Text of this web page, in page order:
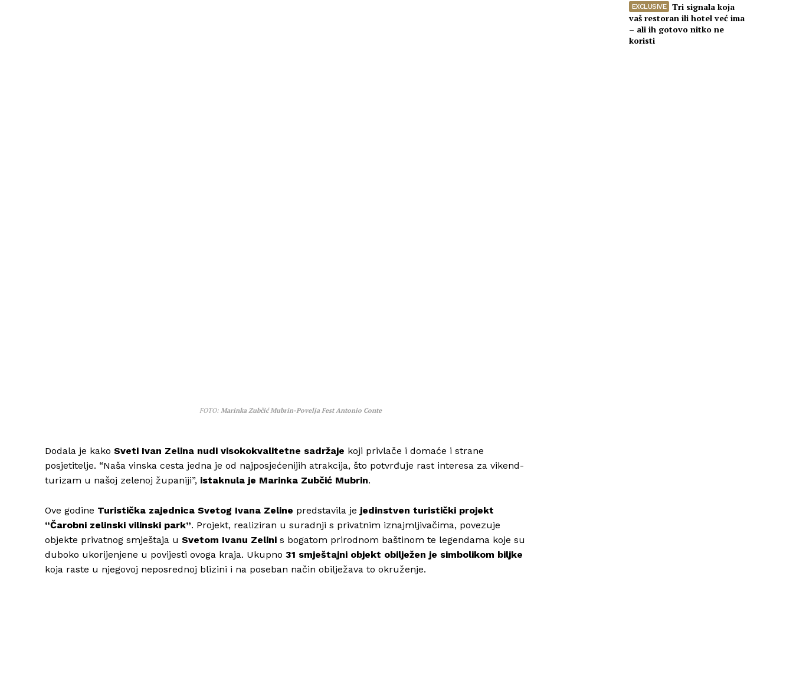
FOTO: Marinka Zubčić Mubrin-Povelja Fest Antonio Conte
Dodala je kako Sveti Ivan Zelina nudi visokokvalitetne sadržaje koji privlače i domaće i strane
posjetitelje. “Naša vinska cesta jedna je od najposjećenijih atrakcija, što potvrđuje rast interesa za vikend-
turizam u našoj zelenoj županiji”, istaknula je Marinka Zubčić Mubrin.
Ove godine Turistička zajednica Svetog Ivana Zeline predstavila je jedinstven turistički projekt
“Čarobni zelinski vilinski park”. Projekt, realiziran u suradnji s privatnim iznajmljivačima, povezuje
objekte privatnog smještaja u Svetom Ivanu Zelini s bogatom prirodnom baštinom te legendama koje su
duboko ukorijenjene u povijesti ovoga kraja. Ukupno 31 smještajni objekt obilježen je simbolikom biljke
koja raste u njegovoj neposrednoj blizini i na poseban način obilježava to okruženje.
Tri signala koja
vaš restoran ili hotel već ima
– ali ih gotovo nitko ne
koristi